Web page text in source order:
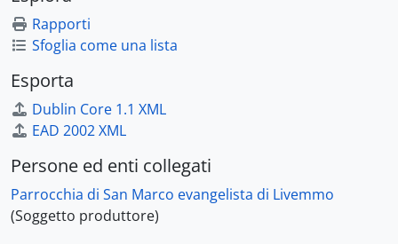
Rapporti
Sfoglia come una lista
Esporta
Dublin Core 1.1 XML
EAD 2002 XML
Persone ed enti collegati
Parrocchia di San Marco evangelista di Livemmo
(Soggetto produttore)